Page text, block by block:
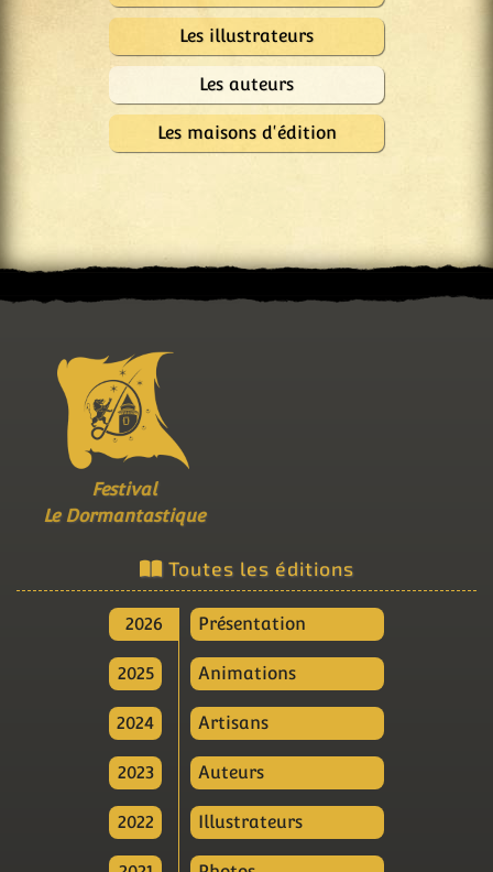
Les illustrateurs
Les auteurs
Les maisons d'édition
Festival
Le Dormantastique
Toutes les éditions
2026
2025
2024
2023
2022
Présentation
Animations
Artisans
Auteurs
Illustrateurs